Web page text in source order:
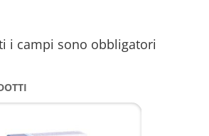
i campi sono obbligatori